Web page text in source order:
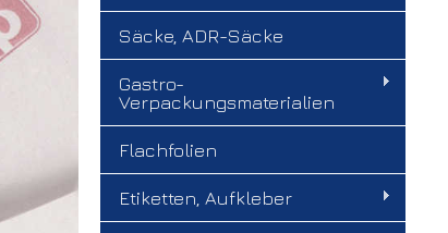
Säcke, ADR-Säcke
Gastro-
Verpackungsmaterialien
Flachfolien
Etiketten, Aufkleber